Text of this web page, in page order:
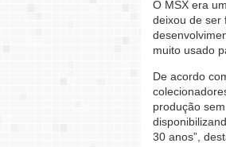
O MSX era
deixou de ser
muito usado
De acordo
produção
30 anos”,